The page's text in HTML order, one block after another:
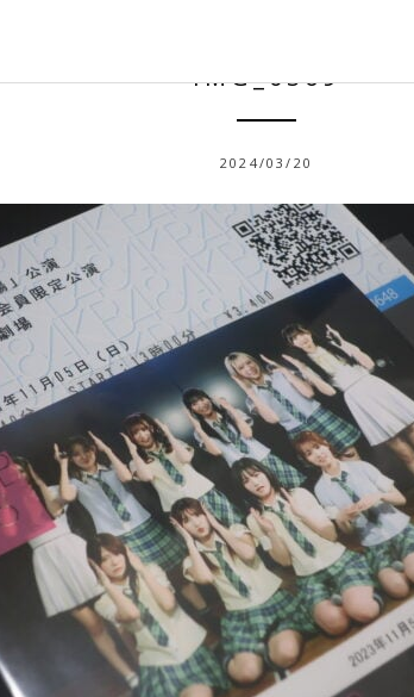
IMG_0369
2024/03/20